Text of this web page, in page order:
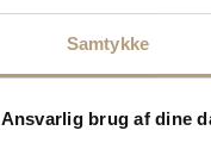
Samtykke
Ansvarlig brug af dine
1846